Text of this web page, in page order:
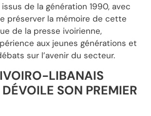
de la génération 1990, avec
préserver la mémoire de cette
de la presse ivoirienne,
aux jeunes générations et
sur l’avenir du secteur.
IVOIRO-LIBANAIS
SON PREMIER